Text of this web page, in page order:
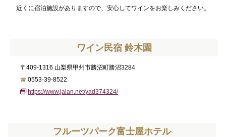
近くに宿泊施設がありますので、安心してワインをお楽しみください。
ワイン民宿 鈴木園
〒409-1316 山梨県甲州市勝沼町勝沼3284
☎ 0553-39-8522
https://www.jalan.net/yad374324/
フルーツパーク富士屋ホテル